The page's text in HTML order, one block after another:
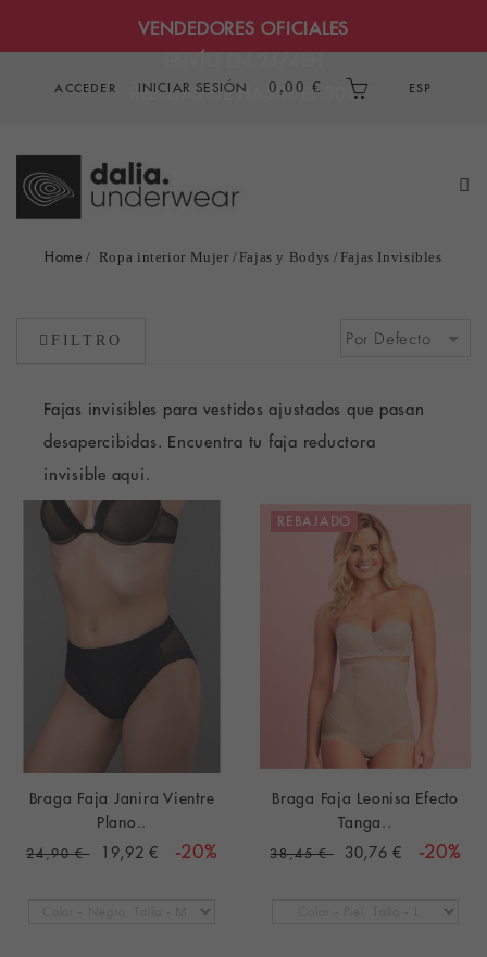
VENDEDORES OFICIALES
ENVÍO EN 24/48H
REBAJAS DE HASTA EL 30%
ACCEDER INICIAR SESIÓN 0,00 € ESP
Home Ropa interior Mujer Fajas y Bodys Fajas Invisibles
FILTRO
Fajas invisibles para vestidos ajustados que pasan
desapercibidas. Encuentra tu faja reductora
invisible aqui.
Braga Faja Janira Vientre
Plano..
24,90 € 19,92 € -20%
REBAJADO
Braga Faja Leonisa Efecto
Tanga..
38,45 € 30,76 € -20%